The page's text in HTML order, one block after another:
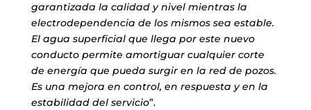
garantizada la calidad y nivel mientras la
electrodependencia de los mismos sea estable.
El agua superficial que llega por este nuevo
conducto permite amortiguar cualquier corte
de energía que pueda surgir en la red de pozos.
Es una mejora en control, en respuesta y en la
estabilidad del servicio”.